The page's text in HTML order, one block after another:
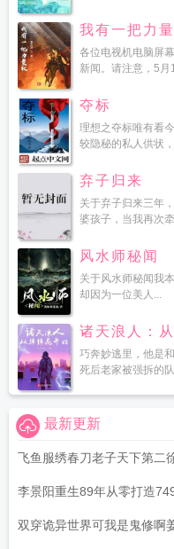
我有一把力
各位电视机电脑屏
新闻。请注意，5
夺标
理想之夺标唯有看
较隐秘的私人供状
弃子归来
关于弃子归来三年
婆孩子，当我再次
风水师秘闻
关于风水师秘闻我
却因为一位美人...
诸天浪人：
巧奔妙逃里，他是
死后老家被强拆的
最新更新
飞鱼服绣春刀老子天下第二
李景阳重生89年从零打造
双穿诡异世界可我是鬼修啊